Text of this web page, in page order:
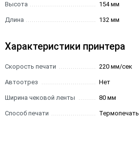
Высота 154 мм
Длина 132 мм
Характеристики принтера
Скорость печати 220 мм/сек
Автоотрез Нет
Ширина чековой ленты 80 мм
Способ печати Термопечать